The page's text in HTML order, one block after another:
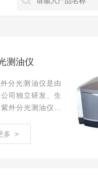
测油仪
外分光测油仪是由
司独立研发、生
外分光测油仪。
和测试数据。具有
断功能，提供断
多 >